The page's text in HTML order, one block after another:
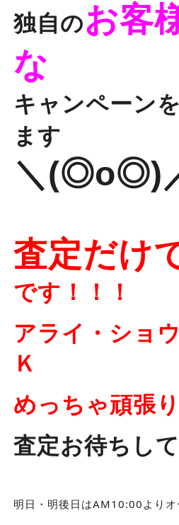
独自のお客
な
キャンペーン
ます
＼(◎o◎)
査定だけ
です！！！
アライ・ショ
Ｋ
めっちゃ頑張
査定お待ちし
明日・明後日はAM10:00よりオ